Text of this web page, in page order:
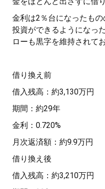
金利は2％台になったも
投資ができるようになっ
ローも黒字を維持されて
借り換え前
借入残高：約3,130万円
期間：約29年
金利：0.720%
月次返済額：約9.9万円
借り換え後
借入残高：約3,210万円